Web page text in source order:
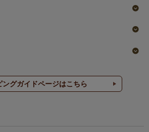
ングガイドページはこちら